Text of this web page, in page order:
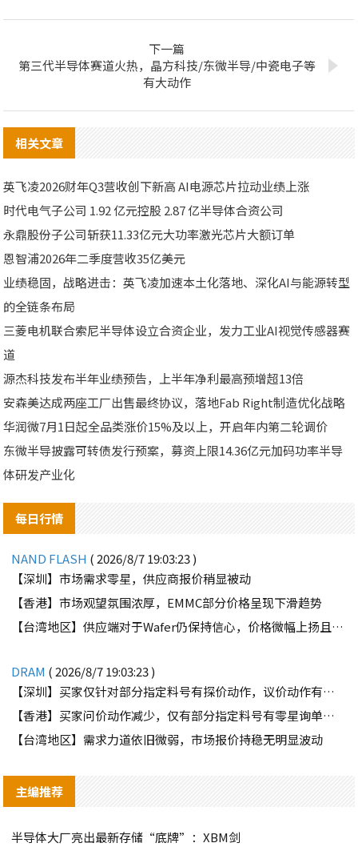
下一篇
第三代半导体赛道火热，晶方科技/东微半导/中瓷电子等
有大动作
相关文章
英飞凌2026财年Q3营收创下新高 AI电源芯片拉动业绩上涨
时代电气子公司 1.92 亿元控股 2.87 亿半导体合资公司
永鼎股份子公司斩获11.33亿元大功率激光芯片大额订单
恩智浦2026年二季度营收35亿美元
业绩稳固，战略进击：英飞凌加速本土化落地、深化AI与能源转型
的全链条布局
三菱电机联合索尼半导体设立合资企业，发力工业AI视觉传感器赛
道
源杰科技发布半年业绩预告，上半年净利最高预增超13倍
安森美达成两座工厂出售最终协议，落地Fab Right制造优化战略
华润微7月1日起全品类涨价15%及以上，开启年内第二轮调价
东微半导披露可转债发行预案，募资上限14.36亿元加码功率半导
体研发产业化
每日行情
NAND FLASH ( 2026/8/7 19:03:23 )
【深圳】市场需求零星，供应商报价稍显被动
【香港】市场观望氛围浓厚，EMMC部分价格呈现下滑趋势
【台湾地区】供应端对于Wafer仍保持信心，价格微幅上扬且惜售态度不变
DRAM ( 2026/8/7 19:03:23 )
【深圳】买家仅针对部分指定料号有探价动作，议价动作有所减少
【香港】买家问价动作减少，仅有部分指定料号有零星询单动作
【台湾地区】需求力道依旧微弱，市场报价持稳无明显波动
主编推荐
半导体大厂亮出最新存储“底牌”：XBM剑